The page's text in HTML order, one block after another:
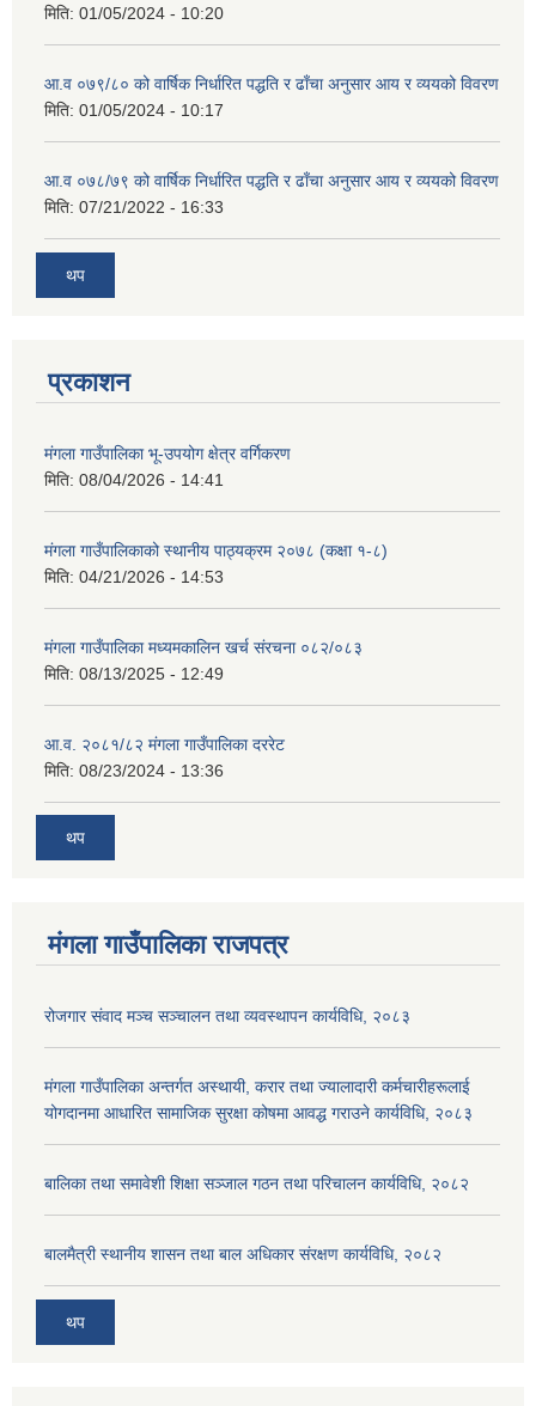
मिति: 01/05/2024 - 10:20
आ.व ०७९/८० को वार्षिक निर्धारित पद्धति र ढाँचा अनुसार आय र व्ययको विवरण
मिति: 01/05/2024 - 10:17
आ.व ०७८/७९ को वार्षिक निर्धारित पद्धति र ढाँचा अनुसार आय र व्ययको विवरण
मिति: 07/21/2022 - 16:33
थप
प्रकाशन
मंगला गाउँपालिका भू-उपयोग क्षेत्र वर्गिकरण
मिति: 08/04/2026 - 14:41
मंगला गाउँपालिकाको स्थानीय पाठ्यक्रम २०७८ (कक्षा १-८)
मिति: 04/21/2026 - 14:53
मंगला गाउँपालिका मध्यमकालिन खर्च संरचना ०८२/०८३
मिति: 08/13/2025 - 12:49
आ.व. २०८१/८२ मंगला गाउँपालिका दररेट
मिति: 08/23/2024 - 13:36
थप
मंगला गाउँपालिका राजपत्र
रोजगार संवाद मञ्च सञ्चालन तथा व्यवस्थापन कार्यविधि, २०८३
मंगला गाउँपालिका अन्तर्गत अस्थायी, करार तथा ज्यालादारी कर्मचारीहरूलाई
योगदानमा आधारित सामाजिक सुरक्षा कोषमा आवद्ध गराउने कार्यविधि, २०८३
बालिका तथा समावेशी शिक्षा सञ्जाल गठन तथा परिचालन कार्यविधि, २०८२
बालमैत्री स्थानीय शासन तथा बाल अधिकार संरक्षण कार्यविधि, २०८२
थप